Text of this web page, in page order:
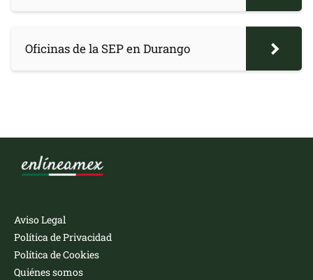
Oficinas de la SEP en Durango
Aviso Legal
Política de Privacidad
Política de Cookies
Quiénes somos